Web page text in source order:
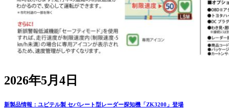
2026年5月4日
新製品情報：ユピテル製 セパレート型レーダー探知機「ZK3200」登場